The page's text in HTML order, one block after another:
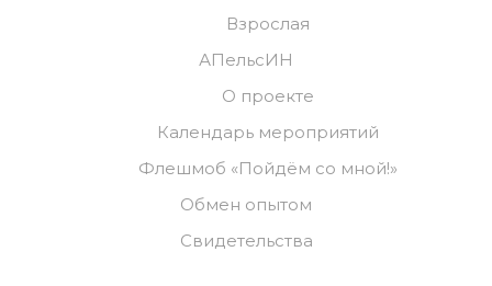
Взрослая
АПельсИН
О проекте
Календарь мероприятий
Флешмоб «Пойдём со мной!»
Обмен опытом
Свидетельства